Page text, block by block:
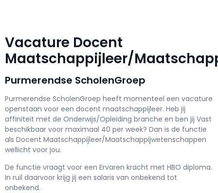
Vacature Docent
Maatschappijleer/
Purmerendse ScholenGroep
Purmerendse ScholenGroep heeft momenteel een vacature
openstaan voor een docent maatschappijleer. Heb jij
affiniteit met de Onderwijs/Opleiding branche en ben jij Vast
beschikbaar voor maximaal 40 per week? Dan is de functie
als Docent Maatschappijleer/Maatschappijwetenschappen
wellicht voor jou.
De functie vraagt voor een Ervaren kracht met HBO diploma.
In ruil daarvoor krijg jij een salaris van onbekend tot
onbekend.